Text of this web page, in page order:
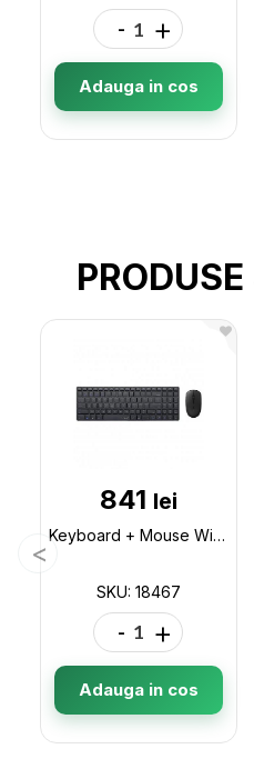
- +
Adauga in cos
841 lei
Keyboard + Mouse Wireless Rapoo Black 18467
SKU: 18467
- +
Adauga in cos